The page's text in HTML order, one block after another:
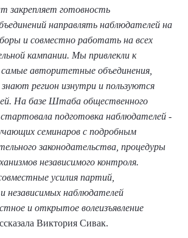
закрепляет готовность
направлять наблюдателей на
и совместно работать на всех
кампании. Мы привлекли к
авторитетные объединения,
регион изнутри и пользуются
На базе Штаба общественного
подготовка наблюдателей -
семинаров с подробным
законодательства, процедуры
независимого контроля.
усилия партий,
независимых наблюдателей
и открытое волеизъявление
Виктория Сивак.